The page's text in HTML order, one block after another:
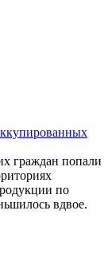
граждан попали
по
вдвое.